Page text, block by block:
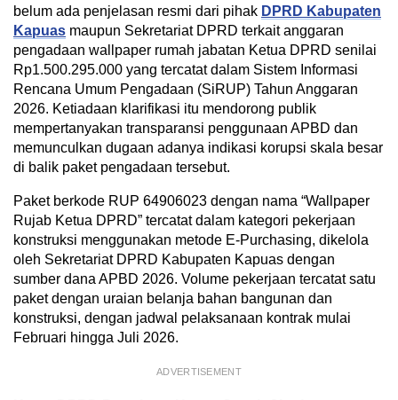
belum ada penjelasan resmi dari pihak DPRD Kabupaten
Kapuas maupun Sekretariat DPRD terkait anggaran
pengadaan wallpaper rumah jabatan Ketua DPRD senilai
Rp1.500.295.000 yang tercatat dalam Sistem Informasi
Rencana Umum Pengadaan (SiRUP) Tahun Anggaran
2026. Ketiadaan klarifikasi itu mendorong publik
mempertanyakan transparansi penggunaan APBD dan
memunculkan dugaan adanya indikasi korupsi skala besar
di balik paket pengadaan tersebut.
Paket berkode RUP 64906023 dengan nama “Wallpaper
Rujab Ketua DPRD” tercatat dalam kategori pekerjaan
konstruksi menggunakan metode E-Purchasing, dikelola
oleh Sekretariat DPRD Kabupaten Kapuas dengan
sumber dana APBD 2026. Volume pekerjaan tercatat satu
paket dengan uraian belanja bahan bangunan dan
konstruksi, dengan jadwal pelaksanaan kontrak mulai
Februari hingga Juli 2026.
ADVERTISEMENT